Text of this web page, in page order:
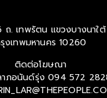
. เทพรัตน แขวงบางนาใต้
งเทพมหานคร 10260
ติดต่อโฆษณา
ภอนันด์รุ่ง 094 572